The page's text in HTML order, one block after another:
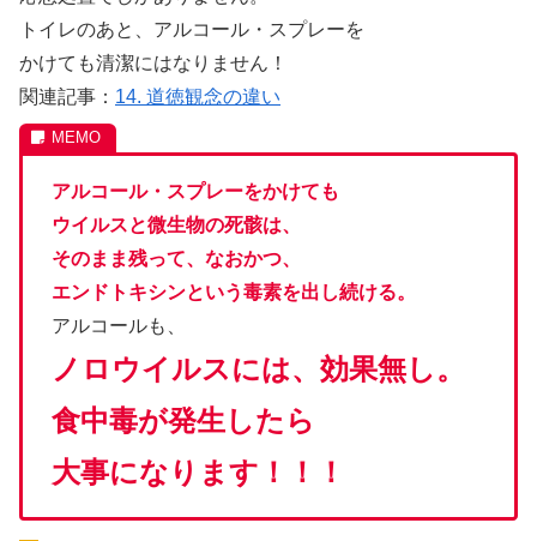
トイレのあと、アルコール・スプレーを
かけても清潔にはなりません！
関連記事： 14. 道徳観念の違い
アルコール・スプレーをかけても
ウイルスと微生物の死骸は、
そのまま残って、なおかつ、
エンドトキシンという毒素を出し続ける。
アルコールも、
ノロウイルスには、効果無し。
食中毒が発生したら
大事になります！！！